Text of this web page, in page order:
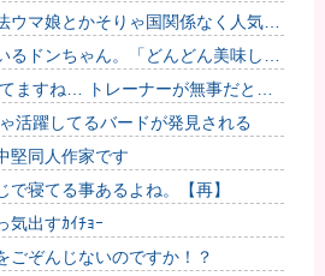
ウマ娘とかそりゃ国関係なく人気出
るドンちゃん。「どんどん美味しく
ますね… トレーナーが無事だとい
活躍してるバードが発見される
堅同人作家です
寝てる事あるよね。【再】
気出すｶｲﾁｮｰ
ごぞんじないのですか！？